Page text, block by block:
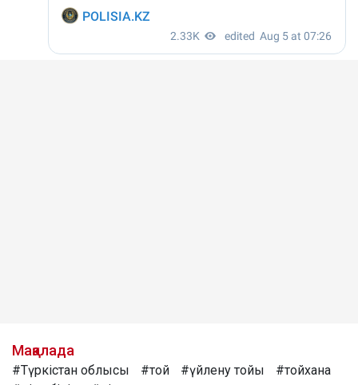
Мақалада
#Түркістан облысы #той #үйлену тойы
#тойхана